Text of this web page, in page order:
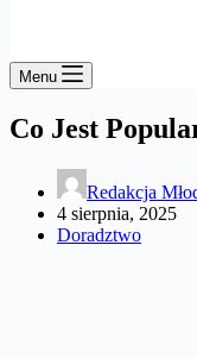
Menu
Co Jest
Redakcja
4 sierpnia, 2025
Doradztwo